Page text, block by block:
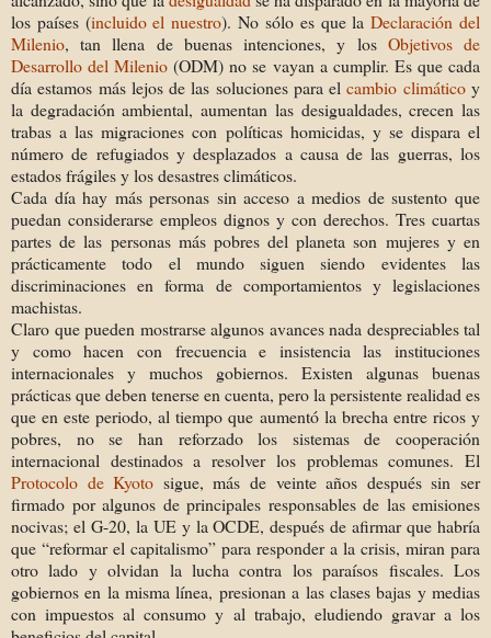
los países (incluido el nuestro). No sólo es que laDeclaración del
Milenio, tan llena de buenas intenciones, y los Objetivos de
Desarrollo del Milenio (ODM) no se vayan a cumplir. Es que cada
día estamos más lejos de las soluciones para elcambio climáticoy
la degradación ambiental, aumentan las desigualdades, crecen las
trabas a las migraciones con políticas homicidas, y se dispara el
número de refugiados y desplazados a causa de las guerras, los
estados frágiles y los desastres climáticos.
Cada día hay más personas sin acceso a medios de sustento que
puedan considerarse empleos dignos y con derechos. Tres cuartas
partes de las personas más pobres del planeta son mujeres y en
prácticamente todo el mundo siguen siendo evidentes las
discriminaciones en forma de comportamientos y legislaciones
machistas.
Claro que pueden mostrarse algunos avances nada despreciables tal
y como hacen con frecuencia e insistencia las instituciones
internacionales y muchos gobiernos. Existen algunas buenas
prácticas que deben tenerse en cuenta, pero la persistente realidad es
que en este periodo, al tiempo que aumentó la brecha entre ricos y
pobres, no se han reforzado los sistemas de cooperación
internacional destinados a resolver los problemas comunes. El
Protocolo de Kyoto sigue, más de veinte años después sin ser
firmado por algunos de principales responsables de las emisiones
nocivas; el G-20, la UE y la OCDE, después de afirmar que habría
que “reformar el capitalismo” para responder a la crisis, miran para
otro lado y olvidan la lucha contra los paraísos fiscales. Los
gobiernos en la misma línea, presionan a las clases bajas y medias
con impuestos al consumo y al trabajo, eludiendo gravar a los